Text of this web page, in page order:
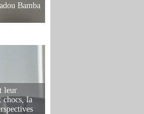
Bamba
leur
chocs, la